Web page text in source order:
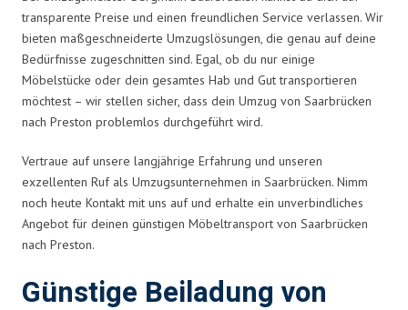
transparente Preise und einen freundlichen Service verlassen. Wir
bieten maßgeschneiderte Umzugslösungen, die genau auf deine
Bedürfnisse zugeschnitten sind. Egal, ob du nur einige
Möbelstücke oder dein gesamtes Hab und Gut transportieren
möchtest – wir stellen sicher, dass dein Umzug von Saarbrücken
nach Preston problemlos durchgeführt wird.
Vertraue auf unsere langjährige Erfahrung und unseren
exzellenten Ruf als Umzugsunternehmen in Saarbrücken. Nimm
noch heute Kontakt mit uns auf und erhalte ein unverbindliches
Angebot für deinen günstigen Möbeltransport von Saarbrücken
nach Preston.
Günstige Beiladung von